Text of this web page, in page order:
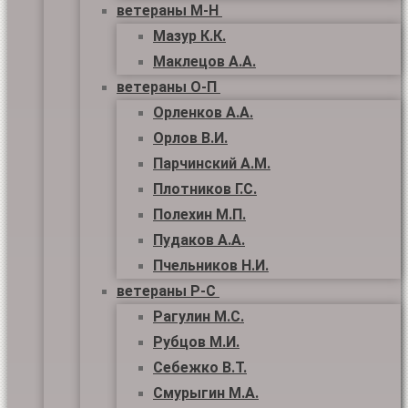
ветераны М-Н
Мазур К.К.
Маклецов А.А.
ветераны О-П
Орленков А.А.
Орлов В.И.
Парчинский А.М.
Плотников Г.С.
Полехин М.П.
Пудаков А.А.
Пчельников Н.И.
ветераны Р-С
Рагулин М.С.
Рубцов М.И.
Себежко В.Т.
Смурыгин М.А.